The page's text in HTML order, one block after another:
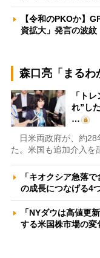
【令和のPKOか】
資拡大」発言の波
森口亮「まるわ
「ト
れ”し
…
日米両政府が、約28
た。米国も追加介入を
「キオクシア急落
の成長につなげる
「NYダウは高値更
する米国株市場の